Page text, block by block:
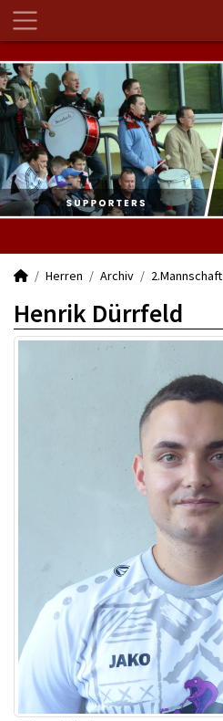
Herren Archiv 2.Mannschaft
Henrik Dürrfeld